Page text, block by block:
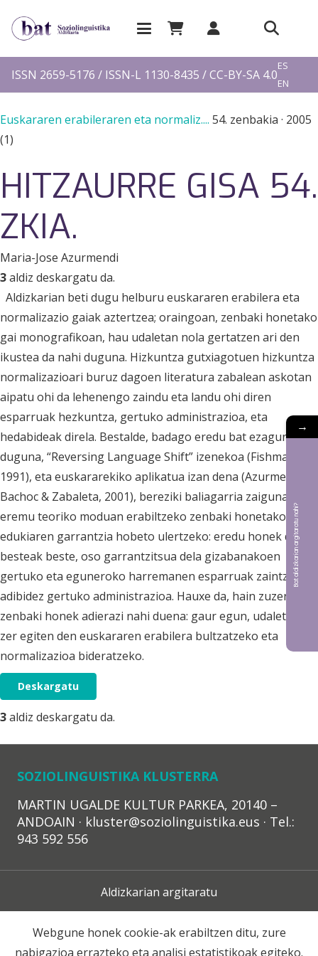
ISSN 2659-5176 / ISSN-L 1130-8435 / CC-BY-SA 4.0
ES
EN
Euskararen erabileraren eta normaliz.... 54. zenbakia · 2005
(1)
HITZAURRE GISA 54.
ZKIA.
Maria-Jose Azurmendi
3aldiz deskargatu da.
Aldizkarian beti dugu helburu euskararen erabilera eta
normalizazio gaiak aztertzea; oraingoan, zenbaki honetako
gai monografikoan, hau udaletan nola gertatzen ari den
ikustea da nahi duguna. Hizkuntza gutxiagotuen hizkuntza
normalizazioari buruz dagoen literatura zabalean askotan
aipatu ohi da lehenengo zaindu eta landu ohi diren
esparruak hezkuntza, gertuko administrazioa, eta
hedabideak direla. Bestalde, badago eredu bat ezaguna
duguna, “Reversing Language Shift” izenekoa (Fishman,
1991), eta euskararekiko aplikatua izan dena (Azurmendi,
Bachoc & Zabaleta, 2001), bereziki baliagarria zaiguna
eremu teoriko moduan erabiltzeko zenbaki honetako
edukiaren garrantzia hobeto ulertzeko: eredu honek dio,
besteak beste, oso garrantzitsua dela gizabanakoen
gertuko eta eguneroko harremanen esparruak zaintzea,
adibidez gertuko administrazioa. Hauxe da, hain zuzen,
zenbaki honek adierazi nahi duena: gaur egun, udaletan
zer egiten den euskararen erabilera bultzatzeko eta
normalizazioa bideratzeko.
Deskargatu
3aldiz deskargatu da.
SOZIOLINGUISTIKA KLUSTERRA
MARTIN UGALDE KULTUR PARKEA, 20140 –
ANDOAIN · kluster@soziolinguistika.eus · Tel.:
943 592 556
Aldizkarian argitaratu
Lege Oharra
Webgune honek cookie-ak erabiltzen ditu, zure
nabigazioa errazteko eta analisi estatistikoak egiteko.
→
Bat aldizkarian argitaratu nahi?